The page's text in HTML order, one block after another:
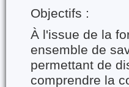
Objectifs :
À l'issue de la
ensemble de
permettant de
comprendre la